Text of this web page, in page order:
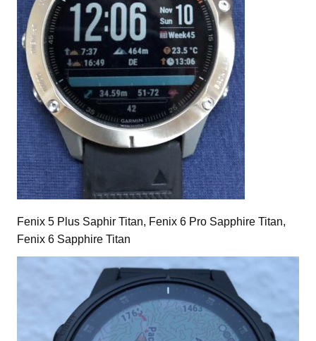
Fenix 5 Plus Saphir Titan, Fenix 6 Pro Sapphire Titan,
Fenix 6 Sapphire Titan